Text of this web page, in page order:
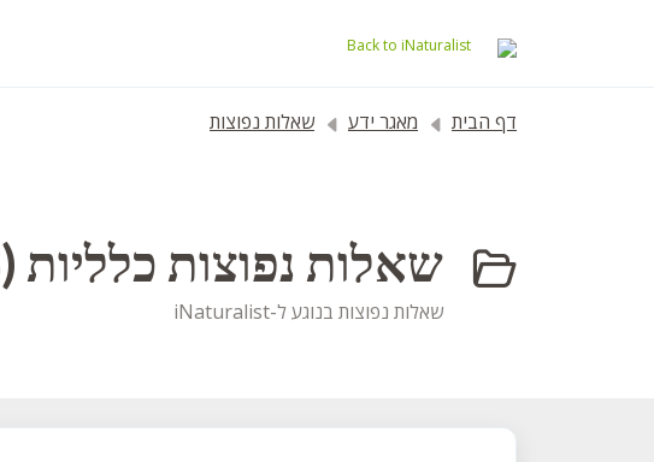
Back to iNaturalist
דף הבית מאגר ידע שאלות נפוצות
שאלות נפוצות כלליות (33)
שאלות נפוצות בנוגע ל-iNaturalist